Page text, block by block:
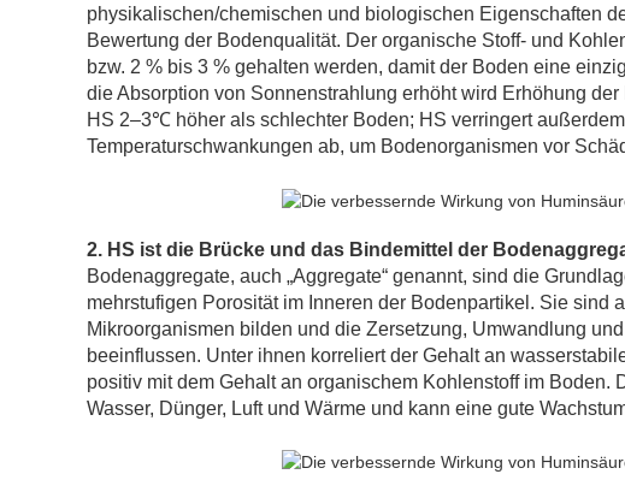
physikalischen/chemischen und biologischen Eigenschaften
Bewertung der Bodenqualität. Der organische Stoff- und
bzw. 2 % bis 3 % gehalten werden, damit der Boden eine
die Absorption von Sonnenstrahlung erhöht wird Erhöhung
HS 2–3℃ höher als schlechter Boden; HS verringert
Temperaturschwankungen ab, um Bodenorganismen vor
2. HS ist die Brücke und das Bindemittel der
Bodenaggregate, auch „Aggregate“ genannt, sind die
mehrstufigen Porosität im Inneren der Bodenpartikel. Sie
Mikroorganismen bilden und die Zersetzung, Umwandlung
beeinflussen. Unter ihnen korreliert der Gehalt an
positiv mit dem Gehalt an organischem Kohlenstoff im
Wasser, Dünger, Luft und Wärme und kann eine gute